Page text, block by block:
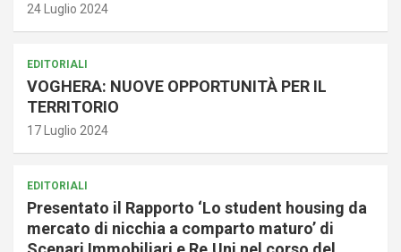
24 Luglio 2024
EDITORIALI
VOGHERA: NUOVE OPPORTUNITÀ PER IL
TERRITORIO
17 Luglio 2024
EDITORIALI
Presentato il Rapporto ‘Lo student housing da
mercato di nicchia a comparto maturo’ di